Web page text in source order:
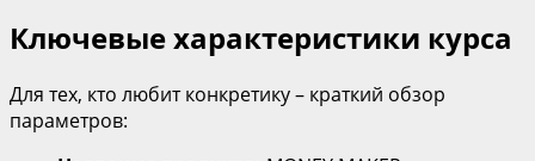
Ключевые характеристики курса
Для тех, кто любит конкретику – краткий обзор
параметров: